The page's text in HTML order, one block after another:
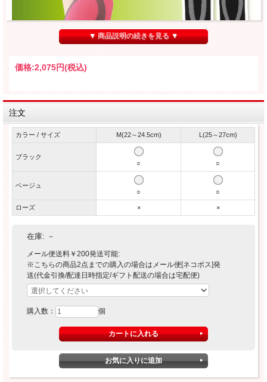
▼ 商品説明の続きを見る ▼
価格:2,075円(税込)
注文
カラー / サイズ M(22～24.5cm) L(25～27cm)
ブラック
○
○
ベージュ
○
○
ローズ × ×
在庫: －
メール便送料￥200発送可能:
※こちらの商品2点までの購入の場合はメール便[ネコポス]発
送(代金引換/配達日時指定/ギフト配送の場合は宅配便)
購入数： 個